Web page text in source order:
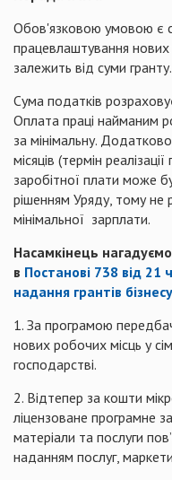
Обов'язковою умовою є
працевлаштування нових
залежить від суми гранту.
Сума податків
Оплата праці найманим
за мінімальну.
місяців (термін
заробітної плати може
рішенням Уряду, тому не
мінімальної зарплати.
Насамкінець
в Постанові 738 від 21
надання грантів
1. За програмою
нових робочих місць у
господарстві.
2. Відтепер за кошти
ліцензоване програмне
матеріали та послуги
наданням послуг,